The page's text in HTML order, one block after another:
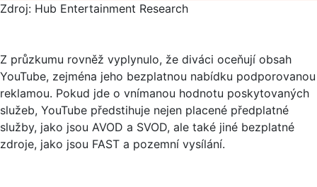
Zdroj: Hub Entertainment Research
Z průzkumu rovněž vyplynulo, že diváci oceňují obsah
YouTube, zejména jeho bezplatnou nabídku podporovanou
reklamou. Pokud jde o vnímanou hodnotu poskytovaných
služeb, YouTube předstihuje nejen placené předplatné
služby, jako jsou AVOD a SVOD, ale také jiné bezplatné
zdroje, jako jsou FAST a pozemní vysílání.